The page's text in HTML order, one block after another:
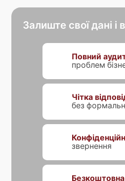
Залиште свої дані і
Повний
проблем
Чітка
без
звернення
Безкоштовна